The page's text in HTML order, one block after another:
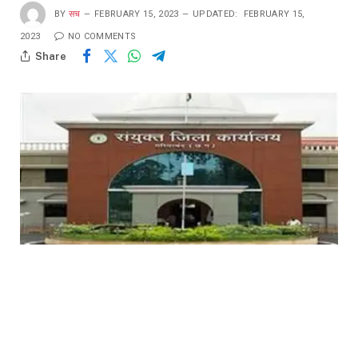
BY सच FEBRUARY 15, 2023 UPDATED: FEBRUARY 15,
2023 NO COMMENTS
Share